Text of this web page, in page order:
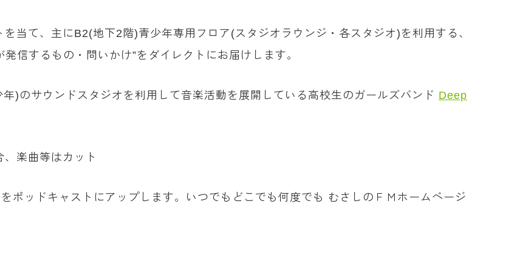
当て、主にB2(地下2階)青少年専用フロア(スタジオラウンジ・各スタジオ)を利用する、
信するもの・問いかけ”をダイレクトにお届けします。
)のサウンドスタジオを利用して音楽活動を展開している高校生のガールズバンド Deep
楽曲等はカット
ポッドキャストにアップします。いつでもどこでも何度でも むさしのＦＭホームページ